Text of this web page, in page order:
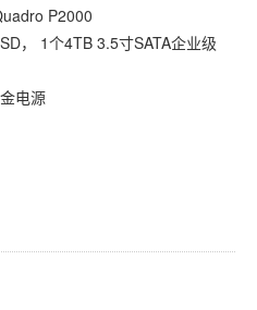
P2000
， 1个4TB 3.5寸SATA企业级
电源